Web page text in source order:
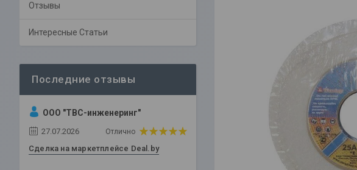
Отзывы
Интересные Статьи
ООО "ТВС-инженеринг"
27.07.2026 Отлично
Сделка на маркетплейсе Deal.by